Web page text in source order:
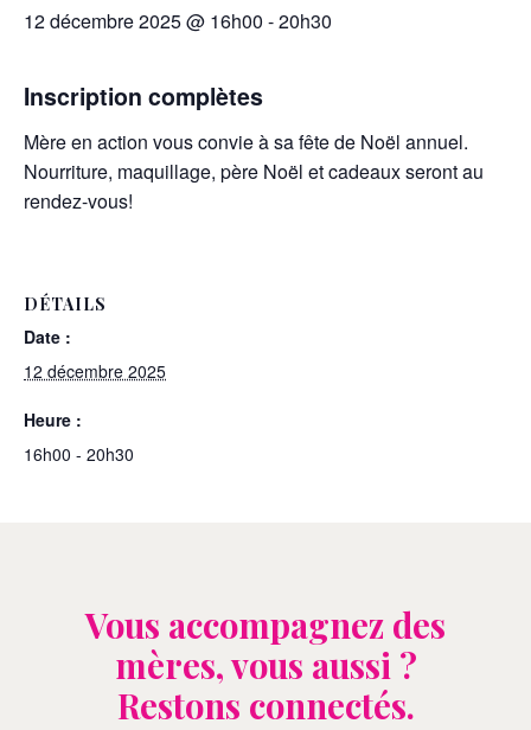
12 décembre 2025 @ 16h00 -20h30
Inscription complètes
Mère en action vous convie à sa fête de Noël annuel.
Nourriture, maquillage, père Noël et cadeaux seront au
rendez-vous!
DÉTAILS
Date :
12 décembre 2025
Heure :
16h00 - 20h30
Vous accompagnez des
mères, vous aussi ?
Restons connectés.